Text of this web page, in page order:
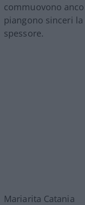
commuovono
piangono sinceri
spessore.
Mariarita Catania